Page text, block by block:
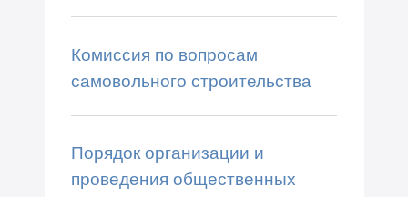
Комиссия по вопросам
самовольного строительства
Порядок организации и
проведения общественных